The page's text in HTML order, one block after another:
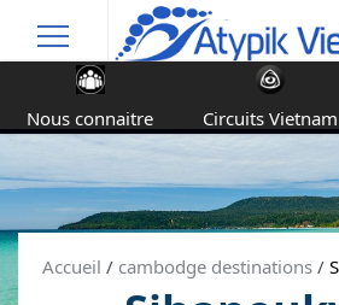
Nous connaitre Circuits Vietnam
Accueil / cambodge destinations /